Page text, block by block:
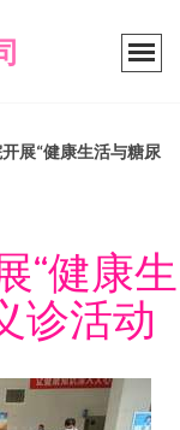
展“健康生活与糖尿
“健康生
诊活动